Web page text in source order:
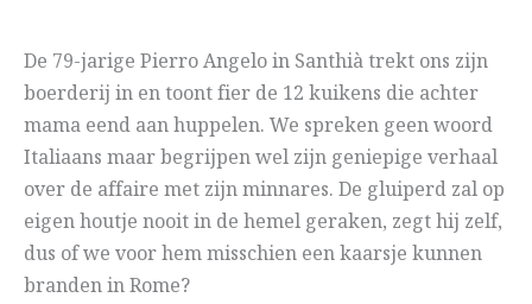
De 79-jarige Pierro Angelo in Santhià trekt ons zijn
boerderij in en toont fier de 12 kuikens die achter
mama eend aan huppelen. We spreken geen woord
Italiaans maar begrijpen wel zijn geniepige verhaal
over de affaire met zijn minnares. De gluiperd zal op
eigen houtje nooit in de hemel geraken, zegt hij zelf,
dus of we voor hem misschien een kaarsje kunnen
branden in Rome?